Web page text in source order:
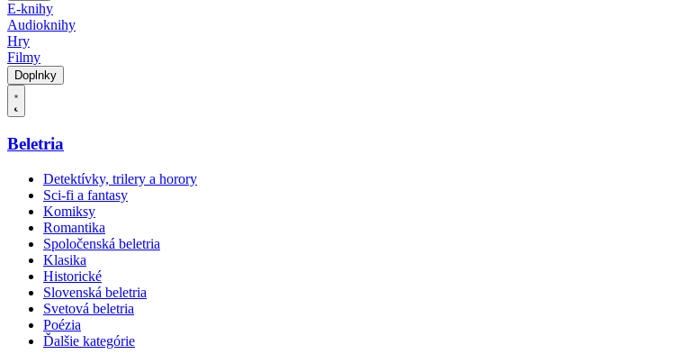
E-knihy
Audioknihy
Hry
Filmy
Doplnky
Beletria
Detektívky, trilery a horory
Sci-fi a fantasy
Komiksy
Romantika
Spoločenská beletria
Klasika
Historické
Slovenská beletria
Svetová beletria
Poézia
Ďalšie kategórie